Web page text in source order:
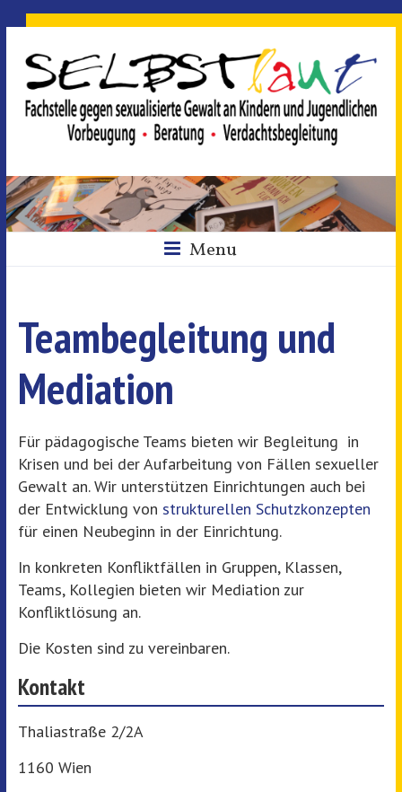
Menu
Teambegleitung und
Mediation
Für pädagogische Teams bieten wir Begleitung in
Krisen und bei der Aufarbeitung von Fällen sexueller
Gewalt an. Wir unterstützen Einrichtungen auch bei
der Entwicklung von strukturellen Schutzkonzepten
für einen Neubeginn in der Einrichtung.
In konkreten Konfliktfällen in Gruppen, Klassen,
Teams, Kollegien bieten wir Mediation zur
Konfliktlösung an.
Die Kosten sind zu vereinbaren.
Kontakt
Thaliastraße 2/2A
1160 Wien